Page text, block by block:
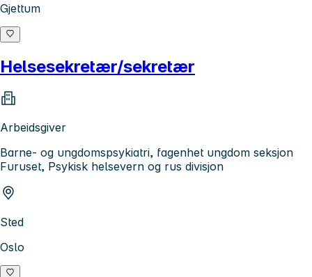
Gjettum
Helsesekretær/sekretær
Arbeidsgiver
Barne- og ungdomspsykiatri, fagenhet ungdom seksjon
Furuset, Psykisk helsevern og rus divisjon
Sted
Oslo